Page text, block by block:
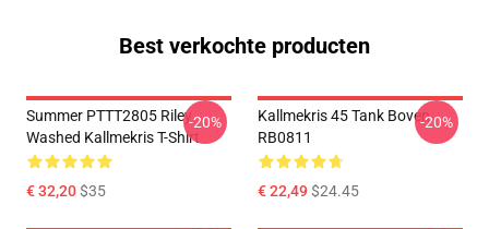
Best verkochte producten
Summer PTTT2805 Riley
Washed Kallmekris T-Shirt
€ 32,20$35
-20%
Kallmekris 45 Tank Boven
RB0811
€ 22,49$24.45
-20%